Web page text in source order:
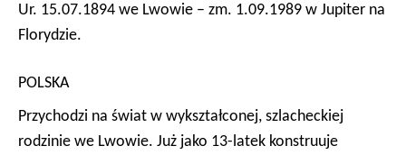
Ur. 15.07.1894 we Lwowie – zm. 1.09.1989 w Jupiter na
Florydzie.
POLSKA
Przychodzi na świat w wykształconej, szlacheckiej
rodzinie we Lwowie. Już jako 13-latek konstruuje